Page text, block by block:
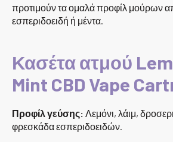
προτιμούν τα ομαλά προφίλ μούρων
εσπεριδοειδή ή μέντα.
Κασέτα ατμού
Mint CBD Vape
Προφίλ γεύσης: Λεμόνι, λάιμ,
φρεσκάδα εσπεριδοειδών.